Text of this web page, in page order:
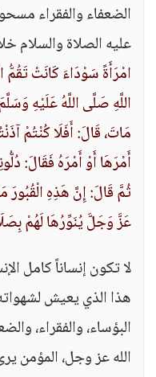
الضعفاء والفقراء
عليه الصلاة والسلام
امْرَأَةً سَوْدَاءَ كَانَتْ تَقُمُّ
اللَّهِ صَلَّى اللَّهُ عَلَيْهِ
مَاتَ، قَالَ: أَفَلَا كُنْتُمْ
أَمْرَهَا أَوْ أَمْرَهُ فَقَالَ:
ثُمَّ قَالَ: إِنَّ هَذِهِ الْقُبُورَ
عَزَّ وَجَلَّ يُنَوِّرُهَا لَهُمْ
لا تكون إنساناً كامل
هذا الذي يعيش
البؤساء، والفقراء،
الله عز وجل، المؤمن